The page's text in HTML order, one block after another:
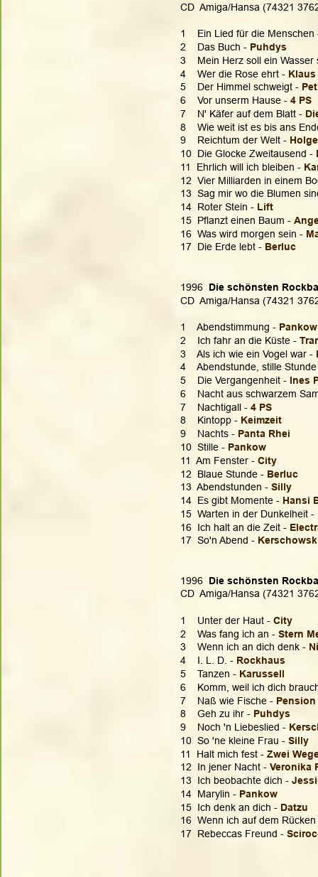
CD  Amiga/Hansa (74321
1    Ein Lied für die
2    Das Buch - Puhdys
3    Mein Herz soll ein Wasser
4    Wer die Rose ehrt -
5    Der Himmel schweigt -
6    Vor unserm Hause - 4 PS
7    N' Käfer auf dem Blatt -
8    Wie weit ist es bis ans
9    Reichtum der Welt -
10  Die Glocke Zweitausend -
11  Ehrlich will ich bleiben -
12  Vier Milliarden in einem
13  Sag mir wo die Blumen
14  Roter Stein - Lift
15  Pflanzt einen Baum -
16  Was wird morgen sein -
17  Die Erde lebt - Berluc
1996 Die schönsten
CD  Amiga/Hansa (74321
1    Abendstimmung - Pankow
2    Ich fahr an die Küste -
3    Als ich wie ein Vogel war -
4    Abendstunde, stille
5    Die Vergangenheit - Ines
6    Nacht aus schwarzem
7    Nachtigall - 4 PS
8    Kintopp - Keimzeit
9    Nachts - Panta Rhei
10  Stille - Pankow
11  Am Fenster - City
12  Blaue Stunde - Berluc
13  Abendstunden - Silly
14  Es gibt Momente - Hansi
15  Warten in der Dunkelheit -
16  Ich halt an die Zeit -
17  So'n Abend -
1996 Die schönsten
CD  Amiga/Hansa (74321
1    Unter der Haut - City
2    Was fang ich an - Stern
3    Wenn ich an dich denk -
4    I. L. D. - Rockhaus
5    Tanzen - Karussell
6    Komm, weil ich dich
7    Naß wie Fische -
8    Geh zu ihr - Puhdys
9    Noch 'n Liebeslied -
10  So 'ne kleine Frau - Silly
11  Halt mich fest - Zwei
12  In jener Nacht - Veronika
13  Ich beobachte dich -
14  Marylin - Pankow
15  Ich denk an dich - Datzu
16  Wenn ich auf dem
17  Rebeccas Freund -